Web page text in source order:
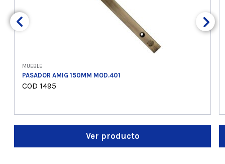
MUEBLE
PASADOR AMIG 150MM MOD.401
COD 1495
Ver producto